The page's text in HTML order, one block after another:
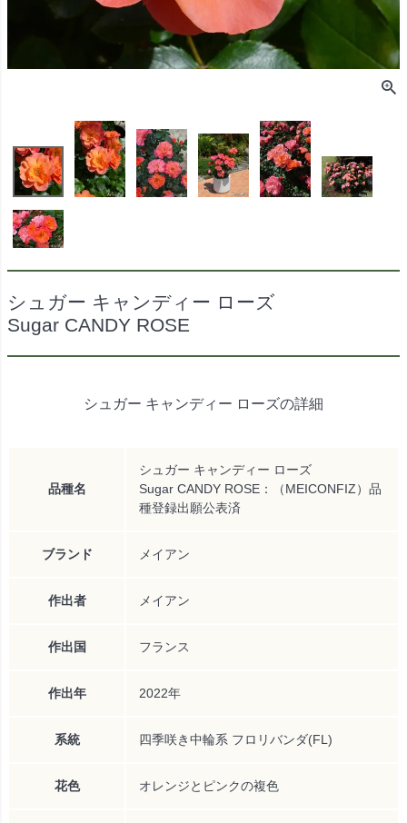
シュガー キャンディー ローズ
Sugar CANDY ROSE
シュガー キャンディー ローズの詳細
品種名
シュガー キャンディー ローズ
Sugar CANDY ROSE：（MEICONFIZ）品
種登録出願公表済
ブランド メイアン
作出者 メイアン
作出国 フランス
作出年 2022年
系統 四季咲き中輪系 フロリバンダ(FL)
花色 オレンジとピンクの複色